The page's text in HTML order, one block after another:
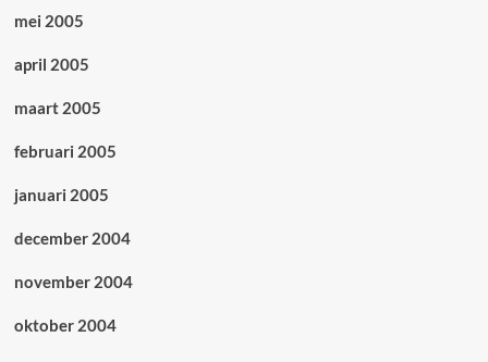
mei 2005
april 2005
maart 2005
februari 2005
januari 2005
december 2004
november 2004
oktober 2004